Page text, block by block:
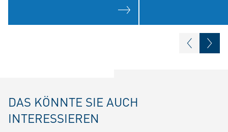
DAS KÖNNTE SIE AUCH
INTERESSIEREN